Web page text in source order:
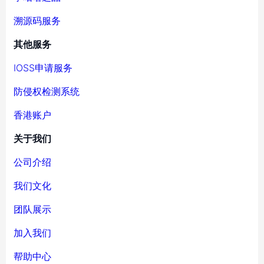
溯源码服务
其他服务
IOSS申请服务
防侵权检测系统
香港账户
关于我们
公司介绍
我们文化
团队展示
加入我们
帮助中心